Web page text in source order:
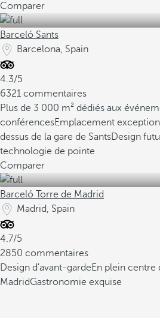
Comparer
Barceló Sants
Barcelona, Spain
4.3/5
6321 commentaires
Plus de 3 000 m² dédiés aux
conférencesEmplacement
dessus de la gare de SantsDesign
technologie de pointe
Comparer
Barceló Torre de Madrid
Madrid, Spain
4.7/5
2850 commentaires
Design d'avant-gardeEn plein centre
MadridGastronomie exquise